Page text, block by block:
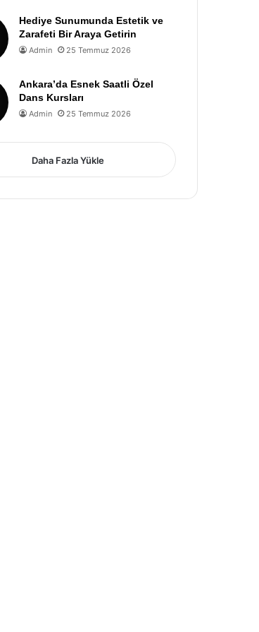
Hediye Sunumunda Estetik ve
Zarafeti Bir Araya Getirin
Admin 25 Temmuz 2026
Ankara’da Esnek Saatli Özel
Dans Kursları
Admin 25 Temmuz 2026
Daha Fazla Yükle